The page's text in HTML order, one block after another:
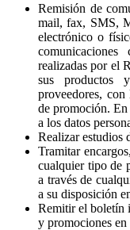
Remisión de
mail, fax, SMS,
electrónico o
comunicaciones
realizadas por el
sus productos
proveedores,
de promoción. En
a los datos
Realizar estudios
Tramitar
cualquier tipo de
a través de
a su disposición
Remitir el boletín
y promociones